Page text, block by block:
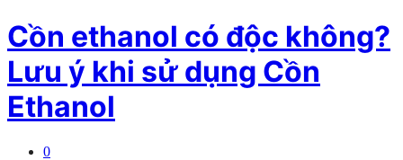
Cồn ethanol có độc không?
Lưu ý khi sử dụng Cồn
Ethanol
0